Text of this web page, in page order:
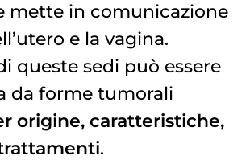
mette in comunicazione
e la vagina.
queste sedi può essere
da forme tumorali
origine, caratteristiche,
.